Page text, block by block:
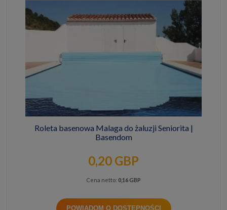
Roleta basenowa Malaga do żaluzji Seniorita |
Basendom
0,20 GBP
Cena netto: 0,16 GBP
POWIADOM O DOSTĘPNOŚCI